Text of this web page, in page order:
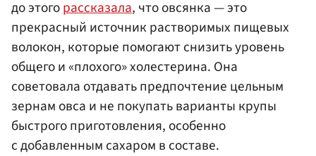
до этогорассказала, что овсянка — это
прекрасный источник растворимых пищевых
волокон, которые помогают снизить уровень
общего и «плохого» холестерина. Она
советовала отдавать предпочтение цельным
зернам овса и не покупать варианты крупы
быстрого приготовления, особенно
с добавленным сахаром в составе.